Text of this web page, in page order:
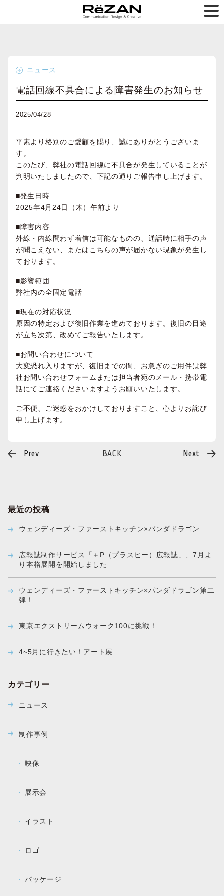
ニュース
電話回線不具合による障害発生のお知らせ
2025/04/28
平素より格別のご愛顧を賜り、誠にありがとうございま
す。
このたび、弊社の電話回線に不具合が発生していることが
判明いたしましたので、下記の通りご報告申し上げます。
■発生日時
2025年4月24日（木）午前より
■障害内容
外線・内線問わず着信は可能なものの、通話時に相手の声
が聞こえない、またはこちらの声が届かない現象が発生し
ております。
■影響範囲
弊社内の全固定電話
■現在の対応状況
原因の特定および復旧作業を進めております。復旧の目途
が立ち次第、改めてご報告いたします。
■お問い合わせについて
大変恐れ入りますが、復旧までの間、お急ぎのご用件は弊
社お問い合わせフォームまたは担当者宛のメール・携帯電
話にてご連絡くださいますようお願いいたします。
ご不便、ご迷惑をおかけしておりますこと、心よりお詫び
申し上げます。
投
稿
ン
Prev Next
BACK
最近の投稿
ウェンディーズ・ファーストキッチン×パンダドラゴン
広報誌制作サービス「＋P（プラスピー）広報誌」、7月よ
り本格展開を開始しました
ウェンディーズ・ファーストキッチン×パンダドラゴン第二
弾！
東京エクストリームウォーク100に挑戦！
4~5月に行きたい！アート展
カテゴリー
ニュース
制作事例
映像
展示会
イラスト
ロゴ
パッケージ